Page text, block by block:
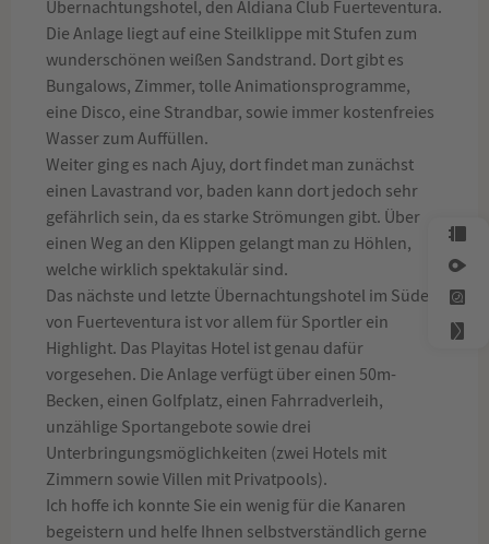
Übernachtungshotel, den Aldiana Club Fuerteventura.
Die Anlage liegt auf eine Steilklippe mit Stufen zum
wunderschönen weißen Sandstrand. Dort gibt es
Bungalows, Zimmer, tolle Animationsprogramme,
eine Disco, eine Strandbar, sowie immer kostenfreies
Wasser zum Auffüllen.
Weiter ging es nach Ajuy, dort findet man zunächst
einen Lavastrand vor, baden kann dort jedoch sehr
gefährlich sein, da es starke Strömungen gibt. Über
einen Weg an den Klippen gelangt man zu Höhlen,
welche wirklich spektakulär sind.
Das nächste und letzte Übernachtungshotel im Süden
von Fuerteventura ist vor allem für Sportler ein
Highlight. Das Playitas Hotel ist genau dafür
vorgesehen. Die Anlage verfügt über einen 50m-
Becken, einen Golfplatz, einen Fahrradverleih,
unzählige Sportangebote sowie drei
Unterbringungsmöglichkeiten (zwei Hotels mit
Zimmern sowie Villen mit Privatpools).
Ich hoffe ich konnte Sie ein wenig für die Kanaren
begeistern und helfe Ihnen selbstverständlich gerne